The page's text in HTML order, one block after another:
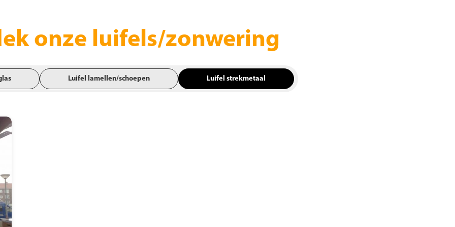
onze luifels/zonwering
Luifel lamellen/schoepen Luifel strekmetaal